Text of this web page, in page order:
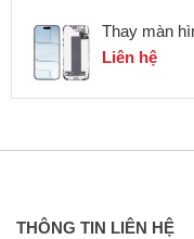
Thay màn
Liên hệ
THÔNG TIN LIÊN HỆ